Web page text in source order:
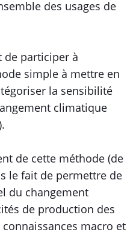
des usages de
de participer à
simple à mettre en
la sensibilité
climatique
de cette méthode (de
le fait de permettre de
du changement
de production des
macro et